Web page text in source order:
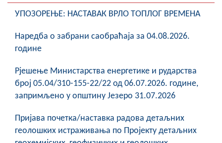
УПОЗОРЕЊЕ: НАСТАВАК ВРЛО ТОПЛОГ ВРЕМЕНА
Наредба о забрани саобраћаја за 04.08.2026.
године
Рјешење Министарства енергетике и рударства
број 05.04/310-155-22/22 од 06.07.2026. године,
запримљено у општину Језеро 31.07.2026
Пријава почетка/наставка радова детаљних
геолошких истраживања по Пројекту детаљних